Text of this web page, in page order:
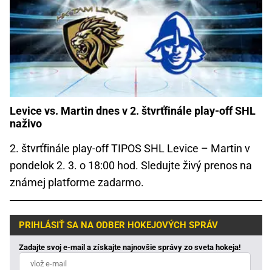
Levice vs. Martin dnes v 2. štvrťfinále play-off SHL
naživo
2. štvrťfinále play-off TIPOS SHL Levice – Martin v
pondelok 2. 3. o 18:00 hod. Sledujte živý prenos na
známej platforme zadarmo.
PRIHLÁSIŤ SA NA ODBER HOKEJOVÝCH SPRÁV
Zadajte svoj e-mail a získajte najnovšie správy zo sveta hokeja!